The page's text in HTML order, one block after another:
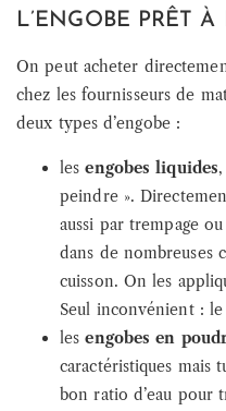
L’ENGOBE PRÊT À
On peut acheter
chez les fournisseurs de
deux types d’engobe :
lesengobes liquides
peindre ».
aussi par trempage
dans de nombreuses
cuisson. On les
Seul inconvénient :
lesengobes en
caractéristiques mais
bon ratio d’eau pour